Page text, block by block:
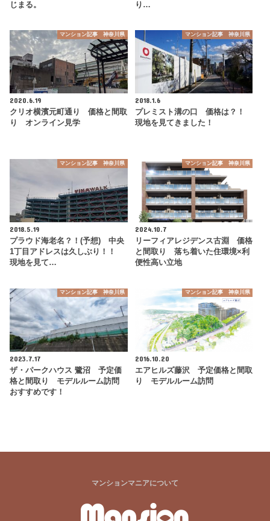
じまる。
り…
マンション記事 神奈川県
2020.6.19
クリオ横濱元町通り 価格と間取
り オンライン見学
マンション記事 神奈川県
2018.1.6
プレミスト溝の口 価格は？！
現地を見てきました！
マンション記事 神奈川県
2018.5.19
プラウド海老名？！(予想) 中央
1丁目アドレスは久しぶり！！
現地を見て…
マンション記事 神奈川県
2024.10.7
リーフィアレジデンス古淵 価格
と間取り 落ち着いた住環境×利
便性高い立地
マンション記事 神奈川県
2023.7.17
ザ・パークハウス 鷺沼 予定価
格と間取り モデルルーム訪問
おすすめです！
マンション記事 神奈川県
2016.10.20
エアヒルズ藤沢 予定価格と間取
り モデルルーム訪問
マンションマニアについて